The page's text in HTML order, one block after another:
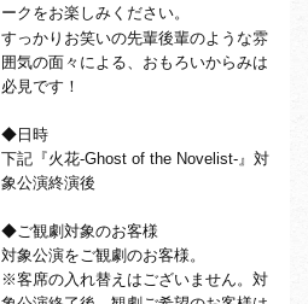
ークをお楽しみください。
すっかりお笑いの先輩後輩のような雰
囲気の面々による、 おもろいからみは
必見です！
◆日時
下記『火花-Ghost of the Novelist-』対
象公演終演後
◆ご観劇対象のお客様
対象公演をご観劇のお客様。
※客席の入れ替えはございません。対